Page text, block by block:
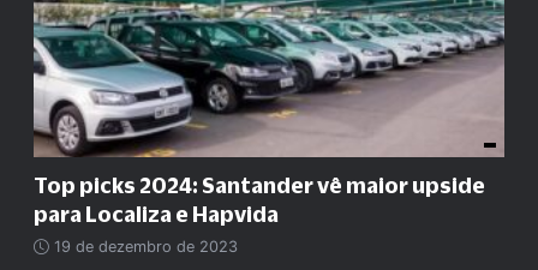
Top picks 2024: Santander vê maior upside
para Localiza e Hapvida
19 de dezembro de 2023